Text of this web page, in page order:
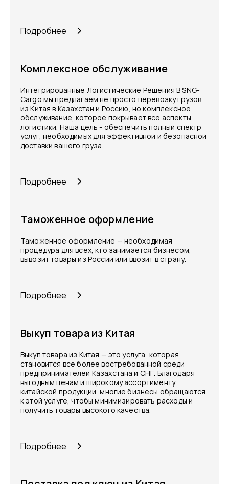
Подробнее
Комплексное обслуживание
Интегрированные Логистические Решения В SNG-
Cargo мы предлагаем не просто перевозку грузов
из Китая в Казахстан и Россию, но комплексное
обслуживание, которое покрывает все аспекты
логистики. Наша цель - обеспечить полный спектр
услуг, необходимых для эффективной и безопасной
доставки вашего груза.
Подробнее
Таможенное оформление
Таможенное оформление — необходимая
процедура для всех, кто занимается бизнесом,
вывозит товары из России или ввозит в страну.
Подробнее
Выкуп товара из Китая
Выкуп товара из Китая — это услуга, которая
становится все более востребованной среди
предпринимателей Казахстана и СНГ. Благодаря
выгодным ценам и широкому ассортименту
китайской продукции, многие бизнесы обращаются
к этой услуге, чтобы минимизировать расходы и
получить товары высокого качества.
Подробнее